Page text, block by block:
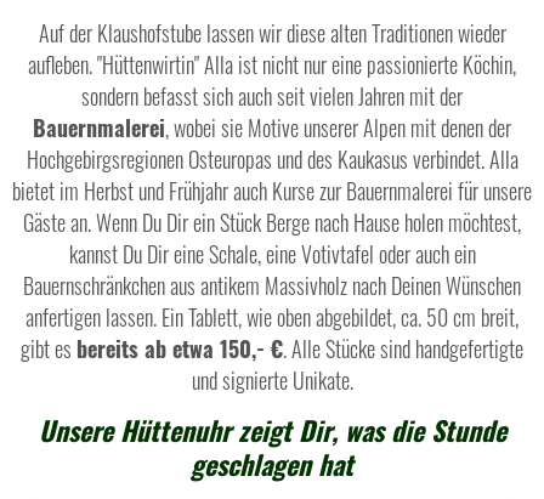
Auf der Klaushofstube lassen wir diese alten Traditionen wieder
aufleben. "Hüttenwirtin" Alla ist nicht nur eine passionierte Köchin,
sondern befasst sich auch seit vielen Jahren mit der
Bauernmalerei, wobei sie Motive unserer Alpen mit denen der
Hochgebirgsregionen Osteuropas und des Kaukasus verbindet. Alla
bietet im Herbst und Frühjahr auch Kurse zur Bauernmalerei für unsere
Gäste an. Wenn Du Dir ein Stück Berge nach Hause holen möchtest,
kannst Du Dir eine Schale, eine Votivtafel oder auch ein
Bauernschränkchen aus antikem Massivholz nach Deinen Wünschen
anfertigen lassen. Ein Tablett, wie oben abgebildet, ca. 50 cm breit,
gibt es bereits ab etwa 150,- €. Alle Stücke sind handgefertigte
und signierte Unikate.
Unsere Hüttenuhr zeigt Dir, was die Stunde
geschlagen hat